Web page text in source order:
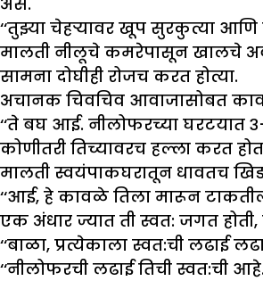
‘‘तुझ्या चेहऱ्यावर खूप सुरकुत्या
मालती नीलूचे कमरेपासून खालचे
सामना दोघीही रोजच करत होत्या.
अचानक चिवचिव आवाजासोबत
‘‘ते बघ आई. नीलोफरच्या घरटयात
कोणीतरी तिच्यावरच हल्ला करत
मालती स्वयंपाकघरातून धावतच
‘‘आई, हे कावळे तिला मारून
एक अंधार ज्यात ती स्वत: जगत
‘‘बाळा, प्रत्येकाला स्वत:ची
‘‘नीलोफरची लढाई तिची स्वत:ची